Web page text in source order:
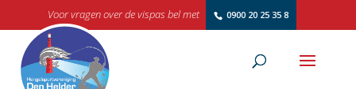
Voor vragen over de vispas bel met 0900 20 25 35 8